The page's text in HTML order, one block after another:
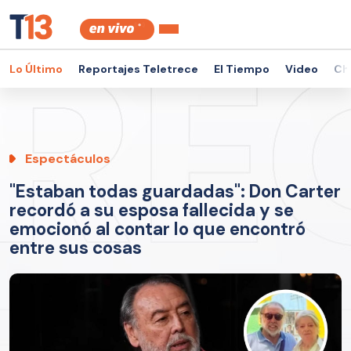
Lo Último Reportajes Teletrece El Tiempo Video
Espectáculos
"Estaban todas guardadas": Don Carter
recordó a su esposa fallecida y se
emocionó al contar lo que encontró
entre sus cosas